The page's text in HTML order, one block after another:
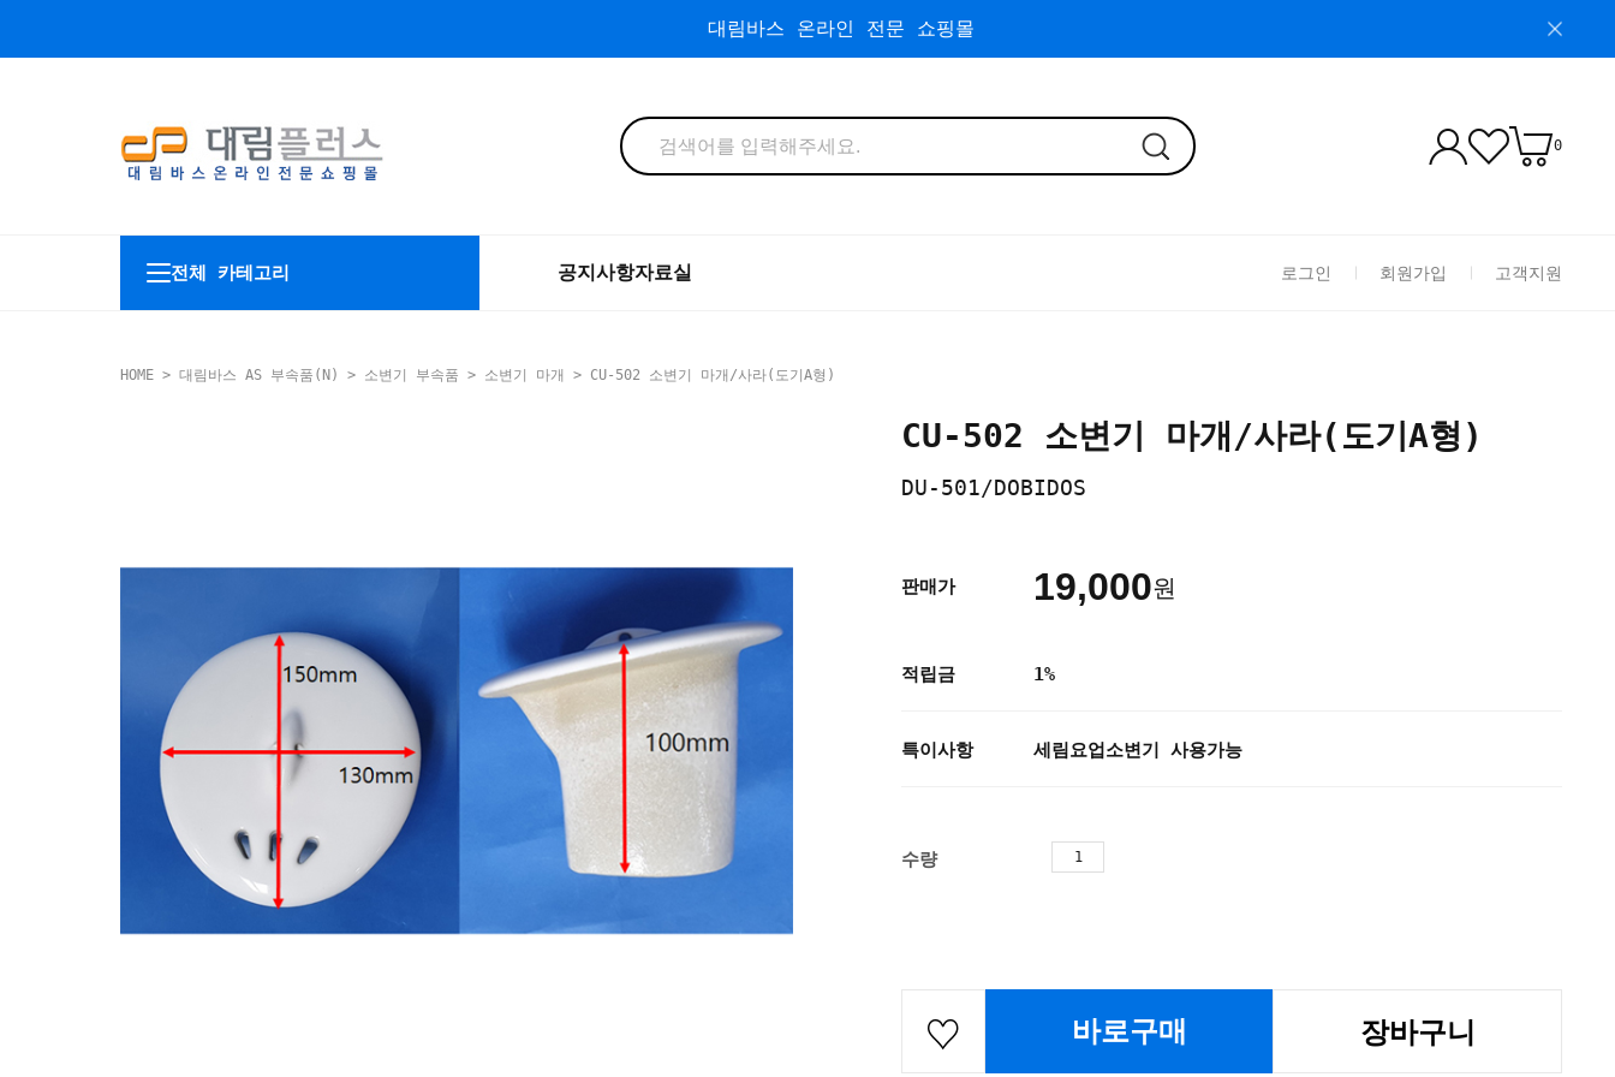
대림바스 온라인 전문 쇼핑몰
0
전체 카테고리 공지사항자료실 로그인 회원가입 고객지원
HOME > 대림바스 AS 부속품(N) > 소변기 부속품 > 소변기 마개 > CU-502 소변기 마개/사라(도기A형)
CU-502 소변기 마개/사라(도기A형)
DU-501/DOBIDOS
판매가 19,000원
적립금 1%
특이사항 세림요업소변기 사용가능
수량
바로구매 장바구니